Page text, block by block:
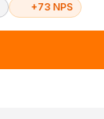
+73 NPS